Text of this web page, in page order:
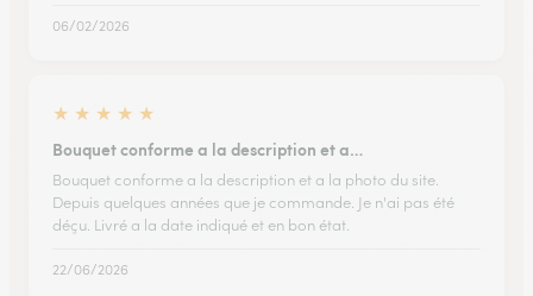
06/02/2026
★ ★ ★ ★ ★
Bouquet conforme a la description et a…
Bouquet conforme a la description et a la photo du site.
Depuis quelques années que je commande. Je n'ai pas été
déçu. Livré a la date indiqué et en bon état.
22/06/2026